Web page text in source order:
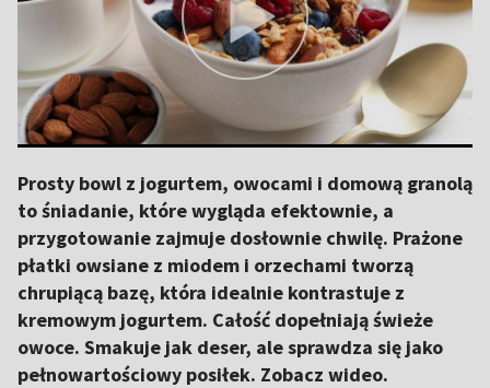
Prosty bowl z jogurtem, owocami i domową granolą
to śniadanie, które wygląda efektownie, a
przygotowanie zajmuje dosłownie chwilę. Prażone
płatki owsiane z miodem i orzechami tworzą
chrupiącą bazę, która idealnie kontrastuje z
kremowym jogurtem. Całość dopełniają świeże
owoce. Smakuje jak deser, ale sprawdza się jako
pełnowartościowy posiłek. Zobacz wideo.